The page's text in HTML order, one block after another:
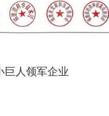
巨人领军企业